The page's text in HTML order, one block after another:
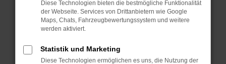
Starte dein Gerät neu.
Das kann manchmal helfen,
Stelle sicher, dass dein Browser und dein
Diese Technologien bieten die bestmögliche Funktionalität
der Webseite. Services von Drittanbietern wie Google
Maps, Chats, Fahrzeugbewertungssystem und weitere
werden aktiviert.
Statistik und Marketing
Diese Technologien ermöglichen es uns, die Nutzung der